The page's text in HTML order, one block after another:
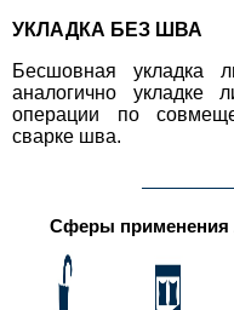
УКЛАДКА БЕЗ ШВА
Бесшовная укладка
аналогично укладке
операции по
сварке шва.
Сферы применения